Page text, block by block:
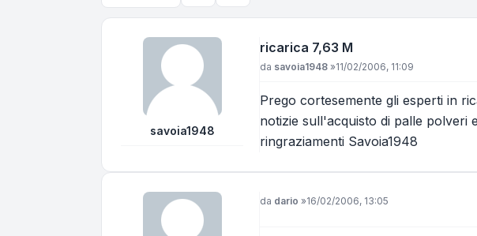
savoia1948
ricarica 7,63 M
Messaggio
da savoia1948 »11/02/2006, 11:09
Prego cortesemente gli esperti in
notizie sull'acquisto di palle polveri
ringraziamenti Savoia1948
Messaggio
da dario »16/02/2006, 13:05